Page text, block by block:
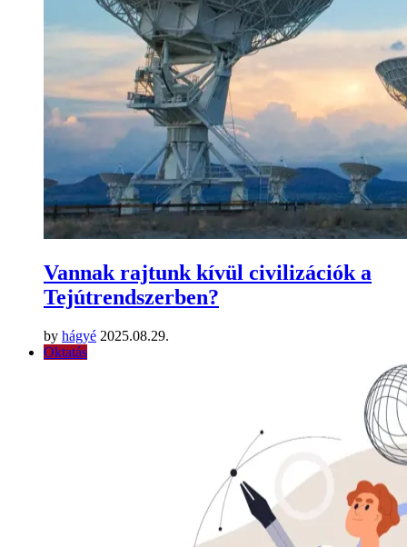
Vannak rajtunk kívül civilizációk a
Tejútrendszerben?
by hágyé 2025.08.29.
Oktatás